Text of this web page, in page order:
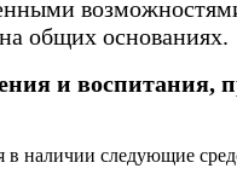
общих основаниях.
и
следующие